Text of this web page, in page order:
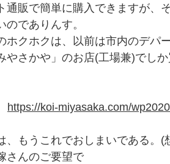
通販で簡単に購入できますが、
のでありんす。
ホクホクは、以前は市内のデパ
やさかや」のお店(工場兼)でし
https://koi-miyasaka.com/
、もうこれでおしまいである。(
さんのご要望で